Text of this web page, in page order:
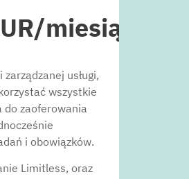
/miesiąc
zarządzanej usługi,
wszystkie
do zaoferowania
i obowiązków.
Limitless, oraz